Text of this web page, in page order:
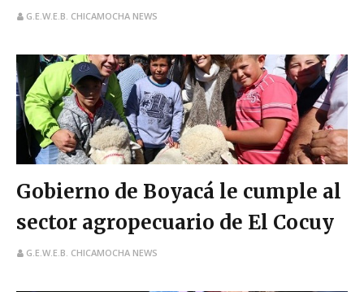
G.E.W.E.B. CHICAMOCHA NEWS
Gobierno de Boyacá le cumple al
sector agropecuario de El Cocuy
G.E.W.E.B. CHICAMOCHA NEWS